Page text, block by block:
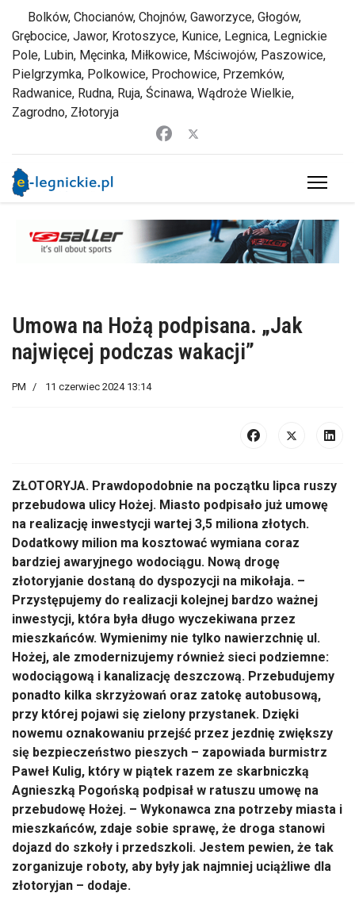
Bolków, Chocianów, Chojnów, Gaworzyce, Głogów,
Grębocice, Jawor, Krotoszyce, Kunice, Legnica, Legnickie
Pole, Lubin, Męcinka, Miłkowice, Mściwojów, Paszowice,
Pielgrzymka, Polkowice, Prochowice, Przemków,
Radwanice, Rudna, Ruja, Ścinawa, Wądroże Wielkie,
Zagrodno, Złotoryja
Umowa na Hożą podpisana. „Jak
najwięcej podczas wakacji”
PM 11 czerwiec 2024 13:14
ZŁOTORYJA. Prawdopodobnie na początku lipca ruszy
przebudowa ulicy Hożej. Miasto podpisało już umowę
na realizację inwestycji wartej 3,5 miliona złotych.
Dodatkowy milion ma kosztować wymiana coraz
bardziej awaryjnego wodociągu. Nową drogę
złotoryjanie dostaną do dyspozycji na mikołaja. –
Przystępujemy do realizacji kolejnej bardzo ważnej
inwestycji, która była długo wyczekiwana przez
mieszkańców. Wymienimy nie tylko nawierzchnię ul.
Hożej, ale zmodernizujemy również sieci podziemne:
wodociągową i kanalizację deszczową. Przebudujemy
ponadto kilka skrzyżowań oraz zatokę autobusową,
przy której pojawi się zielony przystanek. Dzięki
nowemu oznakowaniu przejść przez jezdnię zwiększy
się bezpieczeństwo pieszych – zapowiada burmistrz
Paweł Kulig, który w piątek razem ze skarbniczką
Agnieszką Pogońską podpisał w ratuszu umowę na
przebudowę Hożej. – Wykonawca zna potrzeby miasta i
mieszkańców, zdaje sobie sprawę, że droga stanowi
dojazd do szkoły i przedszkoli. Jestem pewien, że tak
zorganizuje roboty, aby były jak najmniej uciążliwe dla
złotoryjan – dodaje.